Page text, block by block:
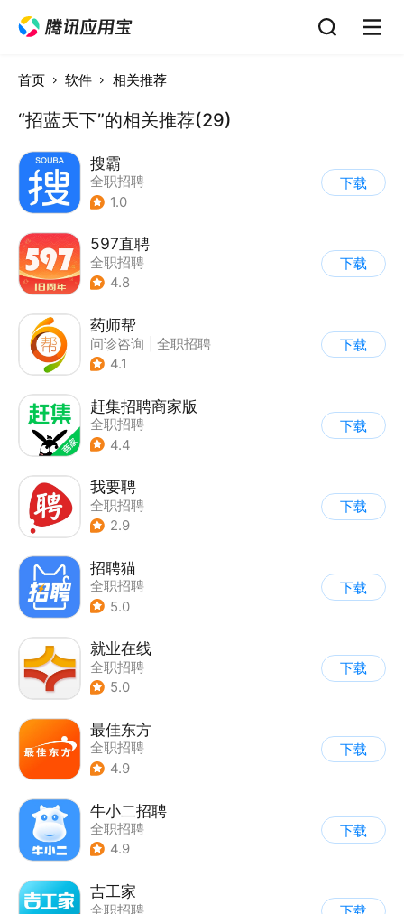
首页 软件 相关推荐
“招蓝天下”的相关推荐(29)
搜霸
全职招聘
1.0
下载
597直聘
全职招聘
4.8
下载
药师帮
问诊咨询
全职招聘
4.1
下载
赶集招聘商家版
全职招聘
4.4
下载
我要聘
全职招聘
2.9
下载
招聘猫
全职招聘
5.0
下载
就业在线
全职招聘
5.0
下载
最佳东方
全职招聘
4.9
下载
牛小二招聘
全职招聘
4.9
下载
吉工家
全职招聘